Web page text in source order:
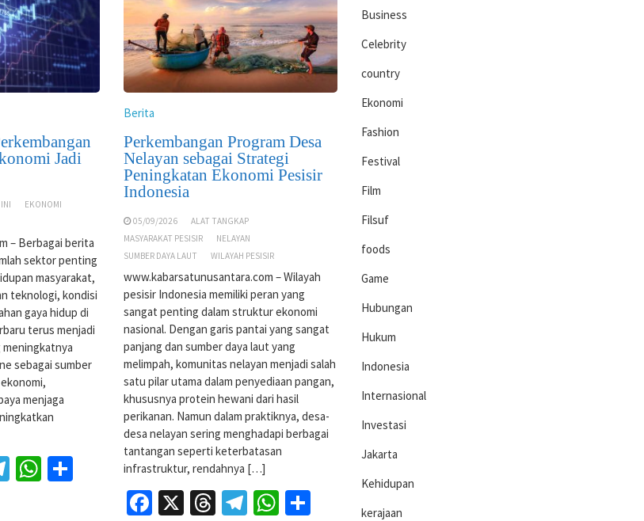
Jadi
EKONOMI
– Berbagai berita
sektor penting
masyarakat,
teknologi, kondisi
gaya hidup di
terus menjadi
sebagai sumber
menjaga
Telegram
WhatsApp
Share
Berita
Perkembangan Program Desa
Nelayan sebagai Strategi
Peningkatan Ekonomi Pesisir
Indonesia
05/09/2026
ALAT TANGKAP
MASYARAKAT PESISIR
NELAYAN
SUMBER DAYA LAUT
WILAYAH PESISIR
www.kabarsatunusantara.com – Wilayah
pesisir Indonesia memiliki peran yang
sangat penting dalam struktur ekonomi
nasional. Dengan garis pantai yang sangat
panjang dan sumber daya laut yang
melimpah, komunitas nelayan menjadi salah
satu pilar utama dalam penyediaan pangan,
khususnya protein hewani dari hasil
perikanan. Namun dalam praktiknya, desa-
desa nelayan sering menghadapi berbagai
tantangan seperti keterbatasan
infrastruktur, rendahnya […]
Facebook
X Threads
Telegram
WhatsApp
Share
Business
Celebrity
country
Ekonomi
Fashion
Festival
Film
Filsuf
foods
Game
Hubungan
Hukum
Indonesia
Internasional
Investasi
Jakarta
Kehidupan
kerajaan